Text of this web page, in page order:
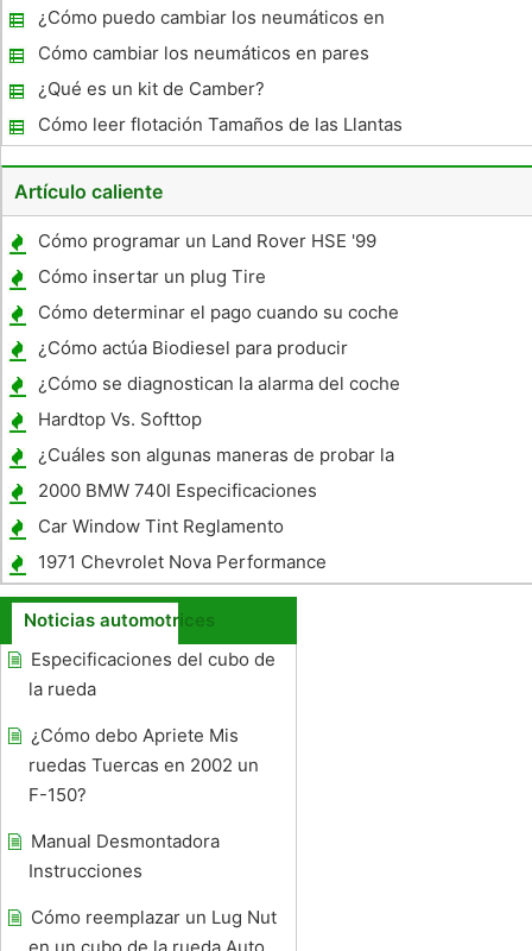
¿Cómo puedo cambiar los neumáticos en
una Goldwing 1800?
Cómo cambiar los neumáticos en pares
¿Qué es un kit de Camber?
Cómo leer flotación Tamaños de las Llantas
Artículo caliente
Cómo programar un Land Rover HSE '99
Homelink remoto al Garage
Cómo insertar un plug Tire
Cómo determinar el pago cuando su coche
se totaliza
¿Cómo actúa Biodiesel para producir
energía?
¿Cómo se diagnostican la alarma del coche
en un Land Rover Discovery II?
Hardtop Vs. Softtop
¿Cuáles son algunas maneras de probar la
presencia de agua en una combustión
2000 BMW 740I Especificaciones
Car Window Tint Reglamento
1971 Chevrolet Nova Performance
Noticias automotrices
Especificaciones del cubo de
la rueda
¿Cómo debo Apriete Mis
ruedas Tuercas en 2002 un
F-150?
Manual Desmontadora
Instrucciones
Cómo reemplazar un Lug Nut